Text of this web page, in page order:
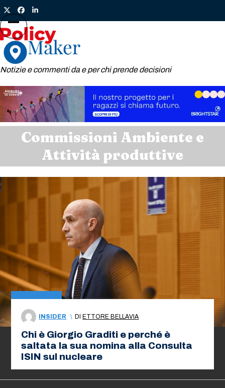
Skip
to
content
TwitterFacebook
LinkedIn
Notizie e commenti da e per chi prende decisioni
Open
mobile
menu
Close
mobile
menu
Commissioni Ambiente e
Attività produttive
INSIDER \ DI ETTORE BELLAVIA
Chi è Giorgio Graditi e perché è
saltata la sua nomina alla Consulta
ISIN sul nucleare